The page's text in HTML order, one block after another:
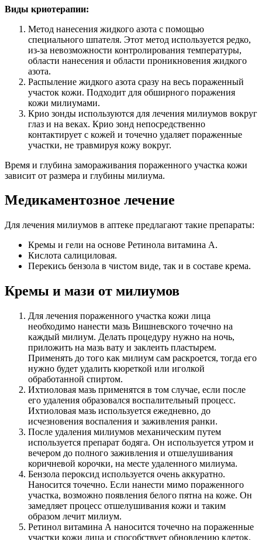
Виды криотерапии:
Метод нанесения жидкого азота с помощью
специального шпателя. Этот метод используется редко,
из-за невозможности контролирования температуры,
области нанесения и области проникновения жидкого
азота.
Распыление жидкого азота сразу на весь пораженный
участок кожи. Подходит для обширного поражения
кожи милиумами.
Крио зонды используются для лечения милиумов вокруг
глаз и на веках. Крио зонд непосредственно
контактирует с кожей и точечно удаляет пораженные
участки, не травмируя кожу вокруг.
Время и глубина замораживания пораженного участка кожи
зависит от размера и глубины милиума.
Медикаментозное лечение
Для лечения милиумов в аптеке предлагают такие препараты:
Кремы и гели на основе Ретинола витамина А.
Кислота салициловая.
Перекись бензола в чистом виде, так и в составе крема.
Кремы и мази от милиумов
Для лечения пораженного участка кожи лица
необходимо нанести мазь Вишневского точечно на
каждый милиум. Делать процедуру нужно на ночь,
приложить на мазь вату и заклеить пластырем.
Применять до того как милиум сам раскроется, тогда его
нужно будет удалить кюреткой или иголкой
обработанной спиртом.
Ихтиоловая мазь применятся в том случае, если после
его удаления образовался воспалительный процесс.
Ихтиоловая мазь используется ежедневно, до
исчезновения воспаления и заживления ранки.
После удаления милиумов механическим путем
используется препарат бодяга. Он используется утром и
вечером до полного заживления и отшелушивания
коричневой корочки, на месте удаленного милиума.
Бензола пероксид используется очень аккуратно.
Наносится точечно. Если нанести мимо пораженного
участка, возможно появления белого пятна на коже. Он
замедляет процесс отшелушивания кожи и таким
образом лечит милиум.
Ретинол витамина А наносится точечно на пораженные
участки кожи лица и способствует обновлению клеток.